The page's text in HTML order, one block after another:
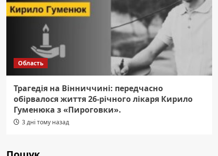
Область
Трагедія на Вінниччині: передчасно
обірвалося життя 26-річного лікаря Кирило
Гуменюка з «Пироговки».
3 дні тому назад